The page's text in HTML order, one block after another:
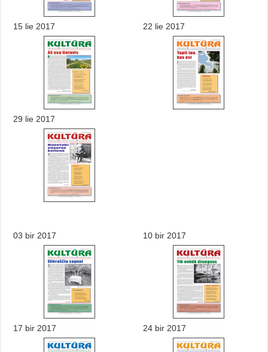
15 lie 2017 22 lie 2017
29 lie 2017
03 bir 2017 10 bir 2017
17 bir 2017 24 bir 2017